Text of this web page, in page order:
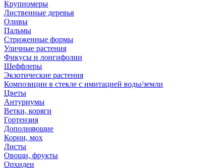
Крупномеры
Лиственные деревья
Оливы
Пальмы
Стриженные формы
Уличные растения
Фикусы и лонгифолии
Шеффлеры
Экзотические растения
Композиции в стекле с имитацией воды/земли
Цветы
Антуриумы
Ветки, коряги
Гортензия
Дополняющие
Корни, мох
Листы
Овощи, фрукты
Орхидеи